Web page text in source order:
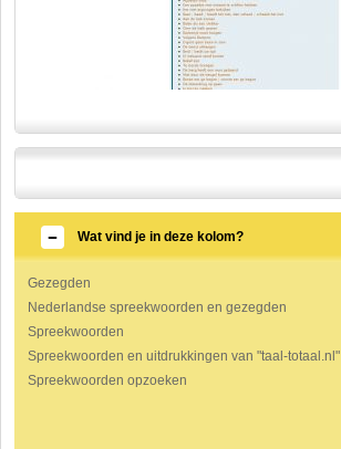
Wat vind je in deze kolom?
Gezegden
Nederlandse spreekwoorden en gezegden
Spreekwoorden
Spreekwoorden en uitdrukkingen van "taal-totaal.nl"
Spreekwoorden opzoeken